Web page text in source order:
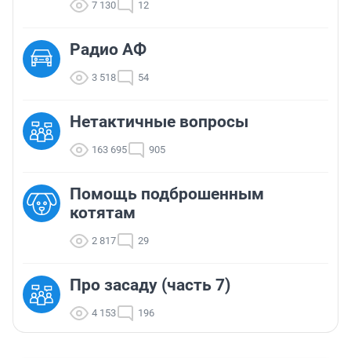
7 130 12
Радио АФ
3 518 54
Нетактичные вопросы
163 695 905
Помощь подброшенным
котятам
2 817 29
Про засаду (часть 7)
4 153 196